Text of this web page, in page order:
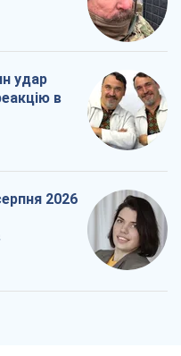
удар
в
2026